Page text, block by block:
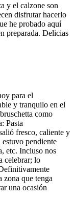
y el calzone son
disfrutar hacerlo
he probado aquí
preparada. Delicias
para el
y tranquilo en el
como
Pasta
fresco, caliente y
pendiente
etc. Incluso nos
celebrar; lo
zona que tenga
una ocasión